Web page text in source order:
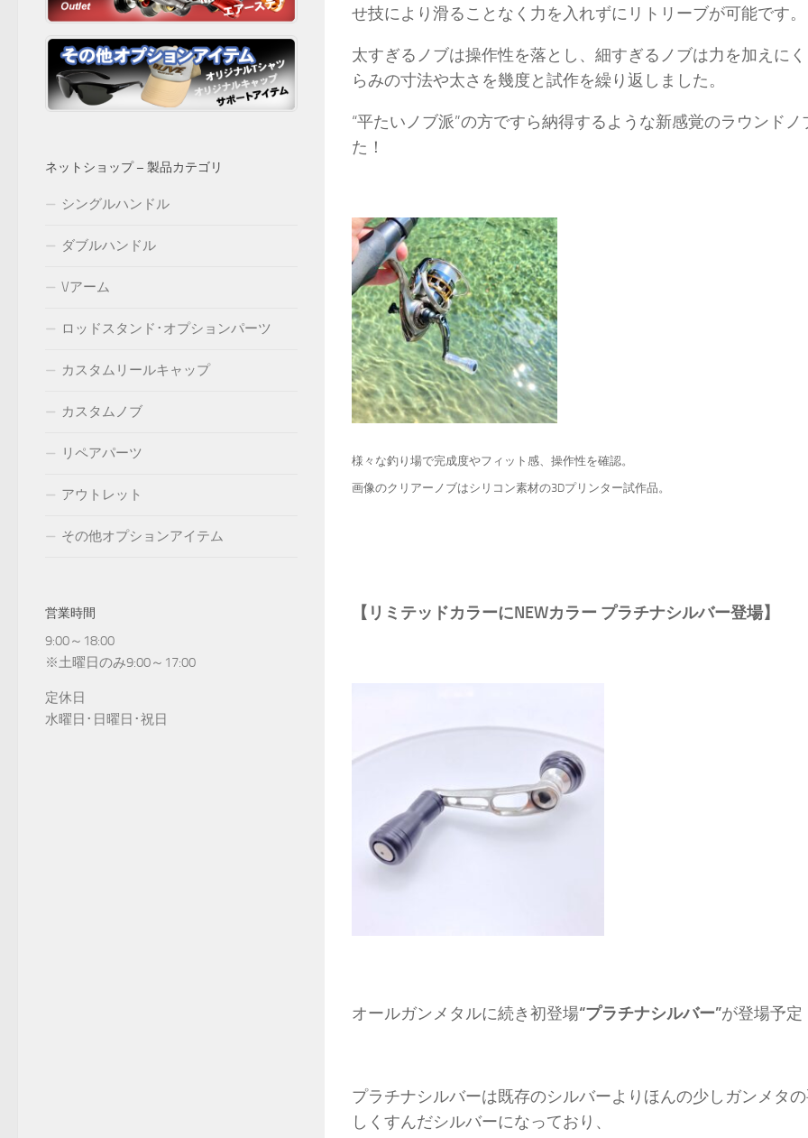
せ技により滑ることなく力を入れずにリトリーブが可能です。
太すぎるノブは操作性を落とし、細すぎるノブは力を加えに
らみの寸法や太さを幾度と試作を繰り返しました。
“平たいノブ派”の方ですら納得するような新感覚のラウンド
た！
様々な釣り場で完成度やフィット感、操作性を確認。
画像のクリアーノブはシリコン素材の3Dプリンター試作品。
【リミテッドカラーにNEWカラー プラチナシルバー登場】
オールガンメタルに続き初登場“プラチナシルバー”が登場予定
プラチナシルバーは既存のシルバーよりほんの少しガンメタ
しくすんだシルバーになっており、
ネットショップ – 製品カテゴリ
シングルハンドル
ダブルハンドル
Vアーム
ロッドスタンド･オプションパーツ
カスタムリールキャップ
カスタムノブ
リペアパーツ
アウトレット
その他オプションアイテム
営業時間
9:00～18:00
※土曜日のみ9:00～17:00
定休日
水曜日･日曜日･祝日